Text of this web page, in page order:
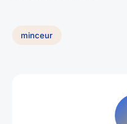
minceur